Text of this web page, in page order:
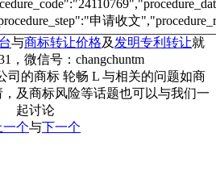
申请收文
与商标转让价格及 发明专利转让就
，微信号：changchuntm
司的商标 轮畅 L 与相关的问题如商
及商标风险等话题也可以与我们一
起讨论
一个与下一个